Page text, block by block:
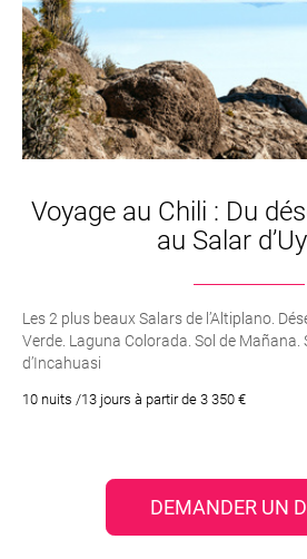
Voyage au Chili : Du
au Salar
Les 2 plus beaux Salars de l’Altiplano.
Verde. Laguna Colorada. Sol de Mañana.
d’Incahuasi
10 nuits /13 jours à partir de 3 350 €
DEMANDER UN